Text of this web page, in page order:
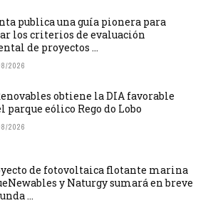
publica una guía pionera para
los criterios de evaluación
de proyectos ...
2026
obtiene la DIA favorable
parque eólico Rego do Lobo
2026
de fotovoltaica flotante marina
y Naturgy sumará en breve
...